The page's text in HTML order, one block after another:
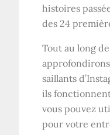
histoires
des 24
Tout au long
saillants
ils
vous pouvez
pour votre